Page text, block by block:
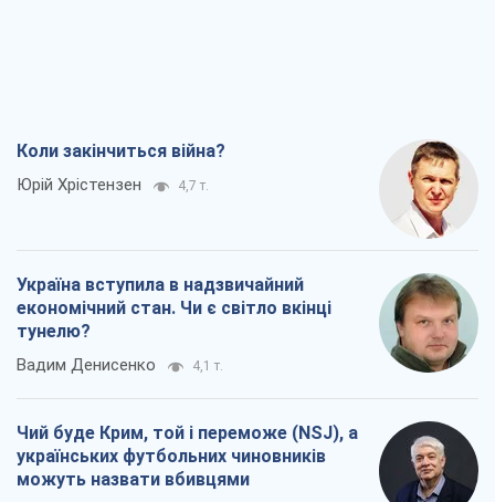
Коли закінчиться війна?
Юрій Хрістензен 4,7 т.
Україна вступила в надзвичайний
економічний стан. Чи є світло вкінці
тунелю?
Вадим Денисенко 4,1 т.
Чий буде Крим, той і переможе (NSJ), а
українських футбольних чиновників
можуть назвати вбивцями